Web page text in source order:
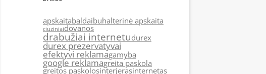
apskaitabaldaibuhalterinė apskaita
ciuziniaidovanos
drabužiai internetudurex
durex prezervatyvai
efektyvi reklamagamyba
google reklamagreita paskola
greitos paskolosinterjerasinternetas